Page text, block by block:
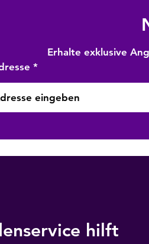
Erhalte exklusive
hilft